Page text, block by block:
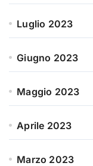
Luglio 2023
Giugno 2023
Maggio 2023
Aprile 2023
Marzo 2023